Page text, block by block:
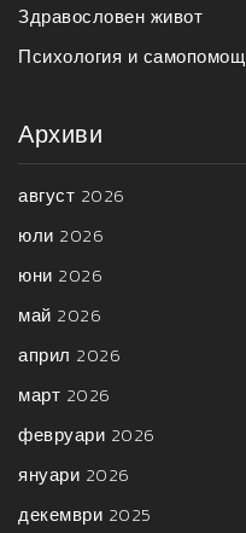
Здравословен живот
Психология и самопомощ
Архиви
август 2026
юли 2026
юни 2026
май 2026
април 2026
март 2026
февруари 2026
януари 2026
декември 2025